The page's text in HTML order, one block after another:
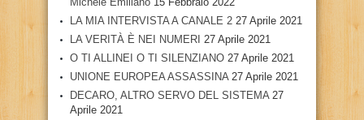
LA MIA INTERVISTA A CANALE 2 27 Aprile 2021
LA VERITÀ È NEI NUMERI 27 Aprile 2021
O TI ALLINEI O TI SILENZIANO 27 Aprile 2021
UNIONE EUROPEA ASSASSINA 27 Aprile 2021
DECARO, ALTRO SERVO DEL SISTEMA 27
Aprile 2021